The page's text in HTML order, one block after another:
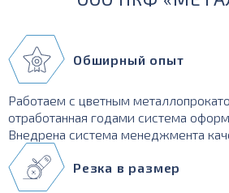
Обширный опыт
Работаем с цветным
отработанная годами система
Внедрена система менеджмента
Резка в размер